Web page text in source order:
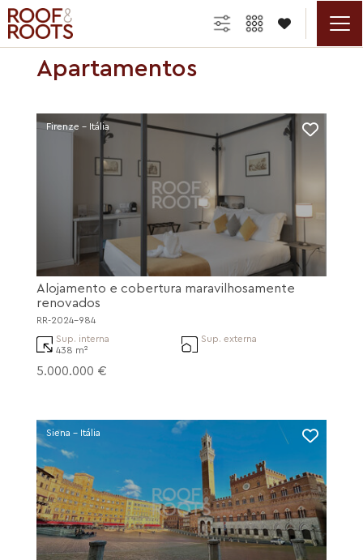

Apartamentos
Firenze - Itália
Alojamento e cobertura maravilhosamente
renovados
RR-2024-984
Sup. interna
438 m²
Sup. externa
5.000.000 €
Siena - Itália